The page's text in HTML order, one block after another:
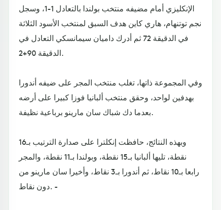
الإنكليزي أمام مضيفه منتخب بولندا بالتعادل 1-1، وسجل
نجم توتنهام، هاري كاين هدف السبق لمنتخب الأسود الثلاثة
في الدقيقة 72 ثم أدرك داميان سيمانسكي التعادل في
الدقيقة 90+2.
وفي المجموعة ذاتها، تغلب منتخب المجر على ضيفه أندورا
بهدفين لواحد، وحقق منتخب ألبانيا فوزا كبيرا على أرضه
بعدما دك شباك سان مارينو برباعية نظيفة.
وبهذه النتائج، حافظت إنكلترا على صدارة الترتيب بـ16
نقطة، تليها ألبانيا بـ15 نقطة، وبولندا بـ11 نقطة، والمجر
رابعا بـ10 نقاط، ثم أندورا بـ3 نقاط، وأخيرا سان مارينو من
دون نقاط. -